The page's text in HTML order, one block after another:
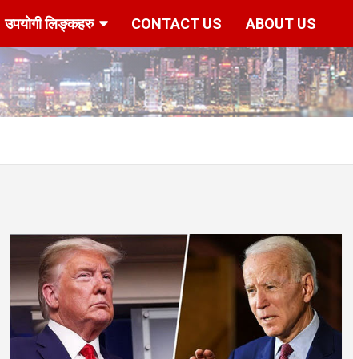
उपयोगी लिङ्कहरु CONTACT US ABOUT US